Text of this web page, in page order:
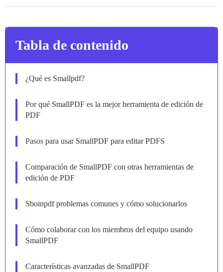
Tabla de contenido
¿Qué es Smallpdf?
Por qué SmallPDF es la mejor herramienta de edición de
PDF
Pasos para usar SmallPDF para editar PDFS
Comparación de SmallPDF con otras herramientas de
edición de PDF
Sboinpdf problemas comunes y cómo solucionarlos
Cómo colaborar con los miembros del equipo usando
SmallPDF
Características avanzadas de SmallPDF